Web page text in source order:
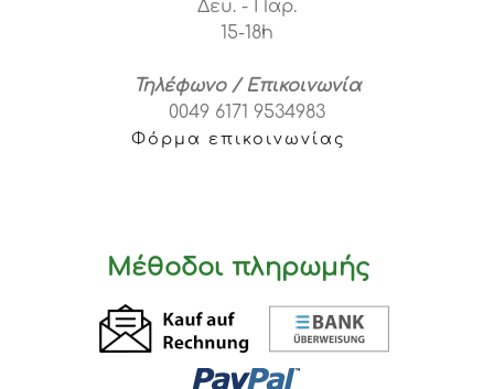
Δευ. - Παρ.
15-18h
Τηλέφωνο / Επικοινωνία
0049 6171 9534983
Φόρμα επικοινωνίας
Μέθοδοι πληρωμής